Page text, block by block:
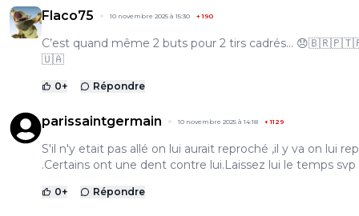
Flaco75 10 novembre 2025 à 15:30 +190
C’est quand même 2 buts pour 2 tirs cadrés…
🇺🇦
0+ Répondre
parissaintgermain 10 novembre 2025 à 14:18 +1129
S'il n'y etait pas allé on lui aurait reproché ,il y va on lui
.Certains ont une dent contre lui.Laissez lui le temps svp
0+ Répondre